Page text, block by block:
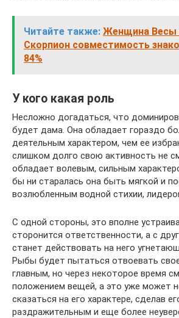
Читайте также: Женщина Весы
Скорпион совместимость
84%
У кого какая роль
Несложно догадаться, что
будет дама. Она обладает гораздо
деятельным характером, чем ее
слишком долго свою активность не
обладает волевым, сильным
бы ни старалась она быть мягкой и
возлюбленным водной стихии,
С одной стороны, это вполне
сторонится ответственности, а с
станет действовать на него
Рыбы будет пытаться отвоевать
главным, но через некоторое время
положением вещей, а это уже может
сказаться на его характере, сделав
раздражительным и еще более